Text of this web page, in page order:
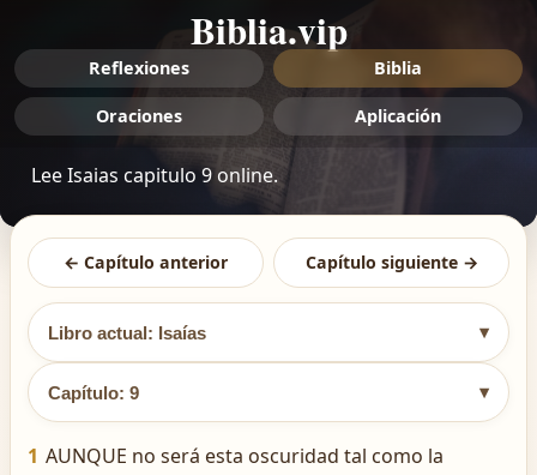
Biblia.vip
Reflexiones Biblia
Oraciones Aplicación
Lee Isaias capitulo 9 online.
← Capítulo anterior Capítulo siguiente →
Libro actual: Isaías ▾
Capítulo: 9 ▾
1 AUNQUE no será esta oscuridad tal como la